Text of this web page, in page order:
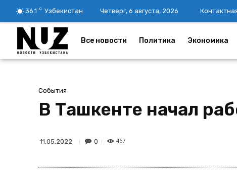
36.1 C Узбекистан Четверг, 6 августа, 2026
Все новости Политика Экономика
События
В Ташкенте начал
11.05.2022 0 467